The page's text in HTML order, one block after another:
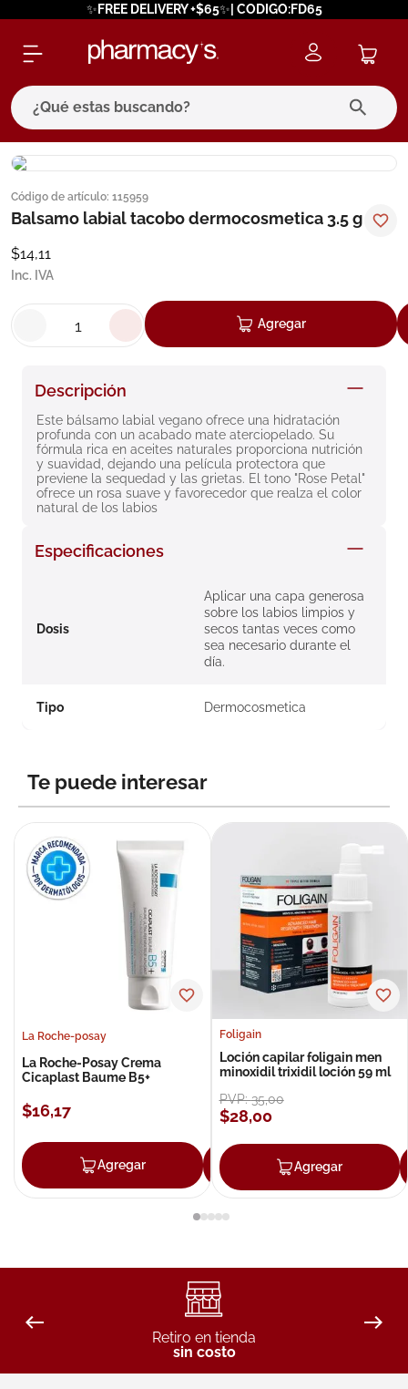
✨FREE DELIVERY +$65✨| CODIGO:FD65
¿Qué estas buscando?
Código de artículo: 115959
Balsamo labial tacobo dermocosmetica 3.5 g
$14,11
Inc. IVA
Agregar
Descripción
Este bálsamo labial vegano ofrece una hidratación
profunda con un acabado mate aterciopelado. Su
fórmula rica en aceites naturales proporciona nutrición
y suavidad, dejando una película protectora que
previene la sequedad y las grietas. El tono "Rose Petal"
ofrece un rosa suave y favorecedor que realza el color
natural de los labios
Especificaciones
Dosis
Aplicar una capa generosa
sobre los labios limpios y
secos tantas veces como
sea necesario durante el
día.​
Tipo Dermocosmetica
Te puede interesar
La Roche-posay
La Roche-Posay Crema
Cicaplast Baume B5+
$16,17
Agregar Agregar
Foligain
Loción capilar foligain men
minoxidil trixidil loción 59 ml
PVP:35,00
$28,00
Agregar
Retiro en tienda
sin costo
términos más buscados
1. eucerin
cerave
7. isdin
8. roche posay
9. nivea
10.pañales